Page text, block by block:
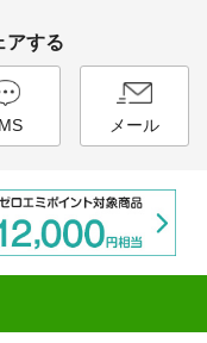
アする
メール